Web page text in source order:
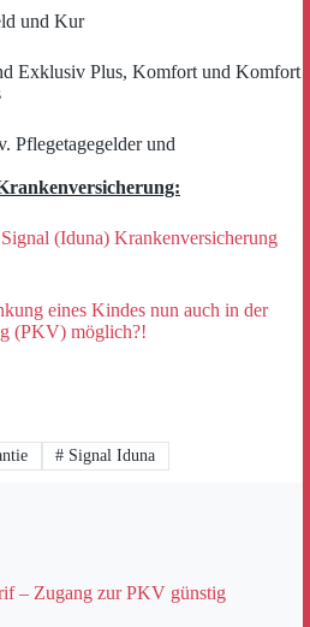
und Kur
Exklusiv Plus, Komfort und Komfort
Pflegetagegelder und
(Iduna) Krankenversicherung
eines Kindes nun auch in der
(PKV) möglich?!
# Signal Iduna
– Zugang zur PKV günstig